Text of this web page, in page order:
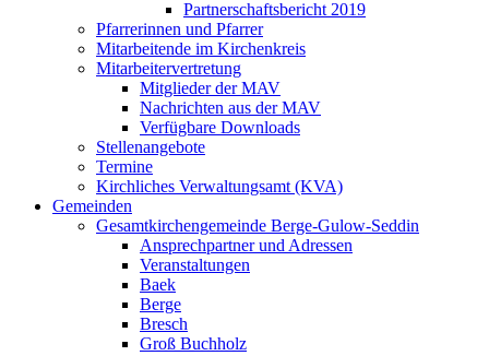
Partnerschaftsbericht 2019
Pfarrerinnen und Pfarrer
Mitarbeitende im Kirchenkreis
Mitarbeitervertretung
Mitglieder der MAV
Nachrichten aus der MAV
Verfügbare Downloads
Stellenangebote
Termine
Kirchliches Verwaltungsamt (KVA)
Gemeinden
Gesamtkirchengemeinde Berge-Gulow-Seddin
Ansprechpartner und Adressen
Veranstaltungen
Baek
Berge
Bresch
Groß Buchholz